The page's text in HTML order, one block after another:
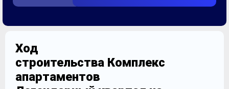
Ход
строительства Комплекс
апартаментов